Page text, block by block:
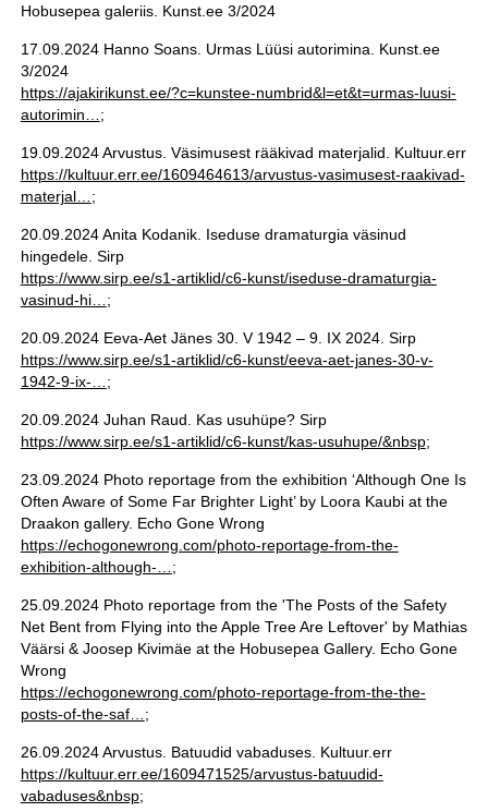
Hobusepea galeriis. Kunst.ee 3/2024
17.09.2024 Hanno Soans. Urmas Lüüsi autorimina. Kunst.ee
3/2024
https://ajakirikunst.ee/?c=kunstee-numbrid&l=et&t=urmas-luusi-
autorimin… ;
19.09.2024 Arvustus. Väsimusest rääkivad materjalid. Kultuur.err
https://kultuur.err.ee/1609464613/arvustus-vasimusest-raakivad-
materjal… ;
20.09.2024 Anita Kodanik. Iseduse dramaturgia väsinud
hingedele. Sirp
https://www.sirp.ee/s1-artiklid/c6-kunst/iseduse-dramaturgia-
vasinud-hi… ;
20.09.2024 Eeva-Aet Jänes 30. V 1942 – 9. IX 2024. Sirp
https://www.sirp.ee/s1-artiklid/c6-kunst/eeva-aet-janes-30-v-
1942-9-ix-… ;
20.09.2024 Juhan Raud. Kas usuhüpe? Sirp
https://www.sirp.ee/s1-artiklid/c6-kunst/kas-usuhupe/&nbsp;
23.09.2024 Photo reportage from the exhibition ‘Although One Is
Often Aware of Some Far Brighter Light’ by Loora Kaubi at the
Draakon gallery. Echo Gone Wrong
https://echogonewrong.com/photo-reportage-from-the-
exhibition-although-… ;
25.09.2024 Photo reportage from the 'The Posts of the Safety
Net Bent from Flying into the Apple Tree Are Leftover' by Mathias
Väärsi & Joosep Kivimäe at the Hobusepea Gallery. Echo Gone
Wrong
https://echogonewrong.com/photo-reportage-from-the-the-
posts-of-the-saf… ;
26.09.2024 Arvustus. Batuudid vabaduses. Kultuur.err
https://kultuur.err.ee/1609471525/arvustus-batuudid-
vabaduses&nbsp;